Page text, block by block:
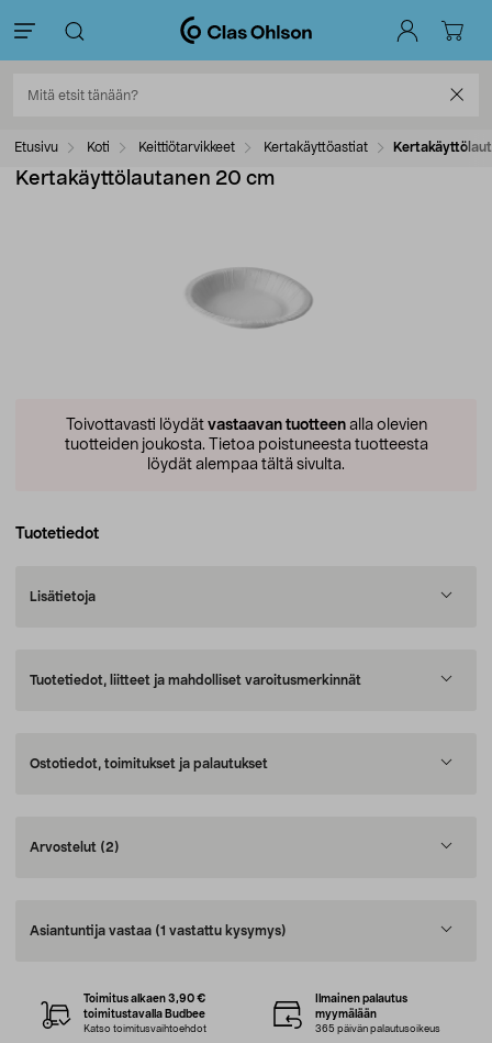
Etusivu Koti Keittiötarvikkeet Kertakäyttöastiat
Kertakäyttölautanen 20 cm
Toivottavasti löydät vastaavan tuotteenalla olevien
tuotteiden joukosta. Tietoa poistuneesta tuotteesta
löydät alempaa tältä sivulta.
Tuotetiedot
Lisätietoja
Tuotetiedot, liitteet ja mahdolliset varoitusmerkinnät
Ostotiedot, toimitukset ja palautukset
Arvostelut (2)
Asiantuntija vastaa (1 vastattu kysymys)
Toimitus alkaen 3,90 €
toimitustavalla Budbee
Katso toimitusvaihtoehdot
Ilmainen palautus
myymälään
365 päivän palautusoikeus